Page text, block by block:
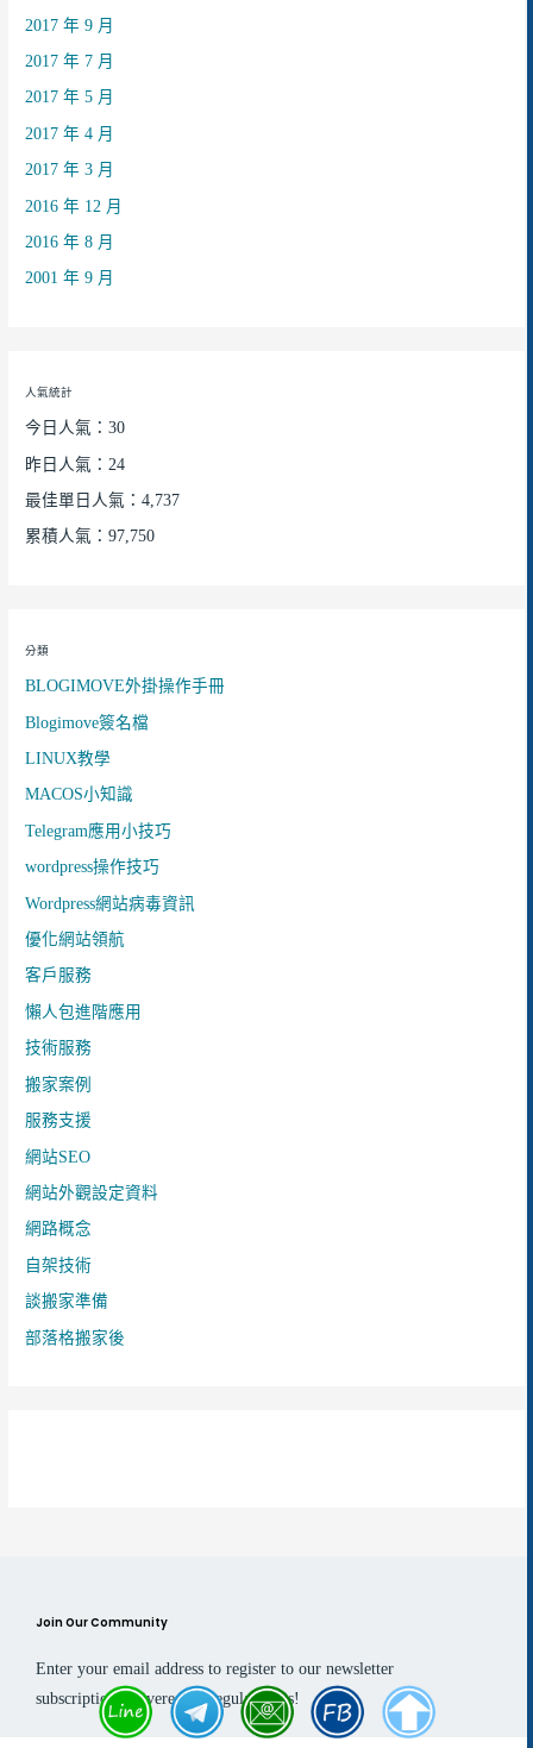
2017 年 9 月
2017 年 7 月
2017 年 5 月
2017 年 4 月
2017 年 3 月
2016 年 12 月
2016 年 8 月
2001 年 9 月
人氣統計
今日人氣：30
昨日人氣：24
最佳單日人氣：4,737
累積人氣：97,750
分類
BLOGIMOVE外掛操作手冊
Blogimove簽名檔
LINUX教學
MACOS小知識
Telegram應用小技巧
wordpress操作技巧
Wordpress網站病毒資訊
優化網站領航
客戶服務
懶人包進階應用
技術服務
搬家案例
服務支援
網站SEO
網站外觀設定資料
網路概念
自架技術
談搬家準備
部落格搬家後
Join Our Community
Enter your email address to register to our newsletter
subscription delivered on regular basis!